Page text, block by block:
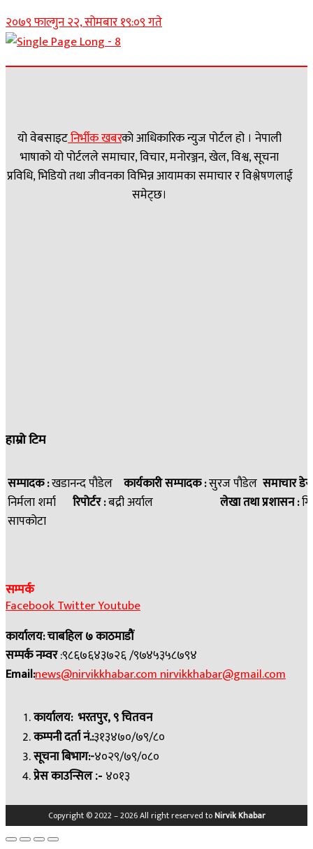
२०७९ फाल्गुन २२, सोमबार १९:०९ गते
यो वेबसाइटनिर्भीक खबरकाे आधिकारिक न्युज पोर्टल हो । नेपाली
भाषाको यो पोर्टलले समाचार, विचार, मनोरञ्जन, खेल, विश्व, सूचना
प्रविधि, भिडियो तथा जीवनका विभिन्न आयामका समाचार र विश्लेषणलाई
समेट्छ।
हाम्रो टिम
सम्पादक :खडानन्द पौडेल कार्यकारी सम्पादक :सुरज पौडेल समाचार
निर्मला शर्मा रिपोर्टर :बद्री अर्याल लेखा तथा प्रशासन :
सापकोटा
सम्पर्क
FacebookTwitterYoutube
कार्यालय: चाबहिल ७ काठमाडौं
सम्पर्क नम्वर:९८६७६४३७२६ /९७४५३५८७९४
Email:news@nirvikkhabar.comnirvikkhabar@gmail.com
कार्यालय: भरतपुर, ९ चितवन
कम्पनी दर्ता नं.:३१३४७०/७९/८०
सूचना बिभाग:-४०२९/७९/०८०
प्रेस काउन्सिल:- ४०१३
Copyright © 2022 – 2026 All right reserved toNirvik Khabar